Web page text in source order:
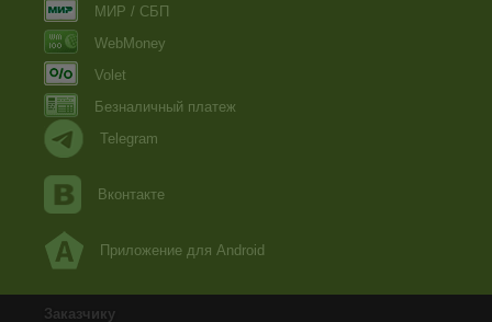
МИР / СБП
WebMoney
Volet
Безналичный платеж
Telegram
Вконтакте
Приложение для Android
Заказчику